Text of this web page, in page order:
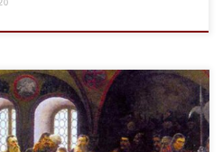
князь, або, як яго ад XV ст.